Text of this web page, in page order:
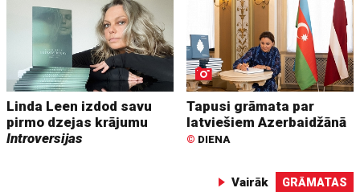
Linda Leen izdod savu
pirmo dzejas krājumu
Introversijas
Tapusi grāmata par
latviešiem Azerbaidžānā
© DIENA
Vairāk GRĀMATAS